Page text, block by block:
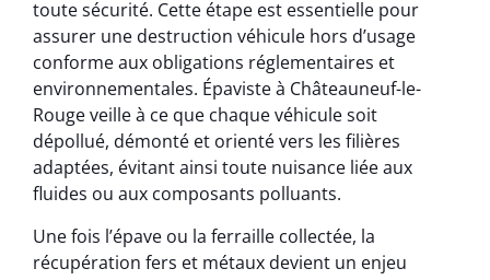
toute sécurité. Cette étape est essentielle pour
assurer une destruction véhicule hors d’usage
conforme aux obligations réglementaires et
environnementales. Épaviste à Châteauneuf-le-
Rouge veille à ce que chaque véhicule soit
dépollué, démonté et orienté vers les filières
adaptées, évitant ainsi toute nuisance liée aux
fluides ou aux composants polluants.
Une fois l’épave ou la ferraille collectée, la
récupération fers et métaux devient un enjeu